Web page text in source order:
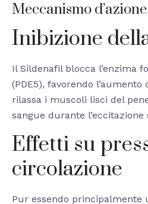
Meccanismo
Inibizione
Il Sildenafil blocca l’enzima
(PDE5), favorendo l’aumento
rilassa i muscoli lisci del
sangue durante l’eccitazione
Effetti su
circolazione
Pur essendo principalmente